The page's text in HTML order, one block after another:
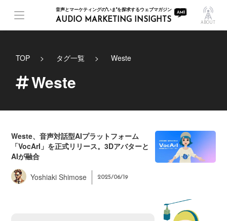
音声とマーケティングの"いま"を探求するウェブマガジン
AUDIO MARKETING INSIGHTS ABOUT
TOP タグ一覧 Weste
Weste
Weste、音声対話型AIプラットフォーム
「VocArI」を正式リリース。3Dアバターと
AIが融合
Yoshiaki Shimose 2025/06/19